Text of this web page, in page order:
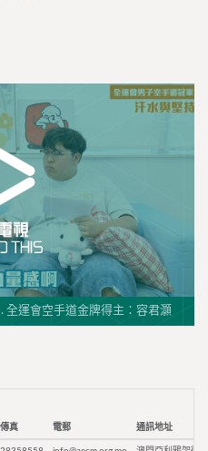
全運會空手道金牌得主：容君灝
傳真 電郵 通訊地址